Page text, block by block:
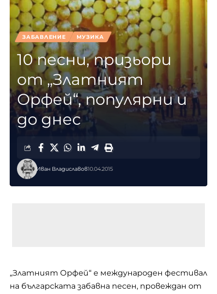
ЗАБАВЛЕНИЕ МУЗИКА
10 песни, призьори
от „Златният
Орфей“, популярни и
до днес
Иван Владиславов10.04.2015
„Златният Орфей“ е международен фестивал
на българската забавна песен, провеждан от